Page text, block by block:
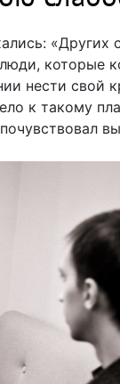
«Других
которые
нести свой
к такому